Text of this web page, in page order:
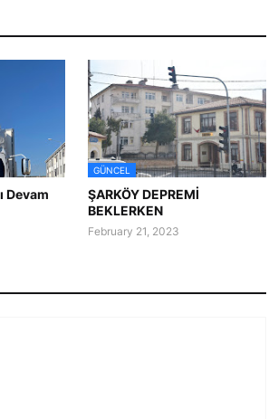
Devam
GÜNCEL
ŞARKÖY DEPREMİ
BEKLERKEN
February 21, 2023